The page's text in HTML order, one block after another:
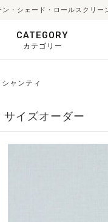
・シェード・ロールスクリー
CATEGORY
カテゴリー
シャンティ
イズオーダー